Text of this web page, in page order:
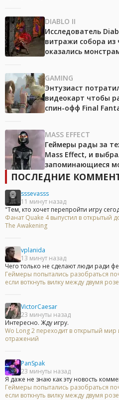
DIABLO II
Исследователь
витражи собора из
оказались
GAMING
Энтузиаст
видеокарт чтобы
спин-офф Final
MASS EFFECT
Геймеры рады за
Mass Effect, и
запоминающиеся
ПОСЛЕДНИЕ
sssevasss
11 минут назад
"Тем, кто хочет перепройти игру
Фанат Quake 4 выпустил в открытый
The Awakening
vplanida
13 минут назад
Чего только не сделают люди ради
Геймеры попытались разобраться
если воткнуть вилку между двумя
VictorCaesar
23 минуты назад
Интересно. Жду игру.
Wo Long 2 переходит в открытый
отражений
PanSpak
23 минуты назад
Я даже не знаю как эту новость
Геймеры попытались разобраться
если воткнуть вилку между двумя